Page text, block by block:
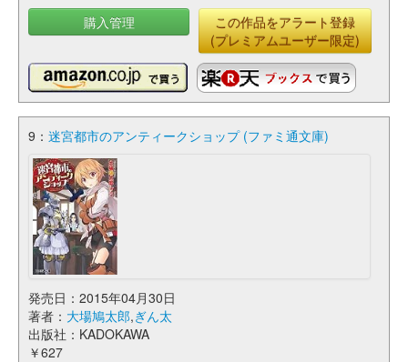
購入管理
この作品をアラート登録
(プレミアムユーザー限定)
9： 迷宮都市のアンティークショップ (ファミ通文庫)
発売日：2015年04月30日
著者： 大場鳩太郎,ぎん太
出版社：KADOKAWA
￥627